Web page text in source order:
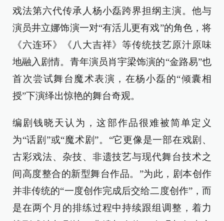
戏法第六代传承人杨小磊跨界担纲主演。他与
演员井立娜饰演一对“有活儿更有戏”的角色，将
《六连环》《八大吉祥》等传统技艺原汁原味
地融入剧情。青年演员肖宇梁饰演的“金路易”也
首次尝试舞台魔术表演，在杨小磊的“倾囊相
授”下演绎出惊艳的舞台奇观。
编剧钱晓天认为，这部作品很难被简单定义
为“话剧”或“魔术剧”。“它更像是一部在戏剧、
古彩戏法、杂技、非遗技艺与现代舞台技术之
间高度整合的新型舞台作品。”为此，剧本创作
并非传统的“一度创作完成后交给二度创作”，而
是在两个月的排练过程中持续跟组调整，着力